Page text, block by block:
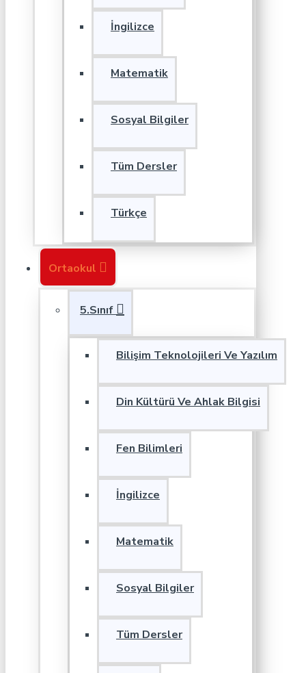
İngilizce
Matematik
Sosyal Bilgiler
Tüm Dersler
Türkçe
Ortaokul
5.Sınıf
Bilişim Teknolojileri Ve Yazılım
Din Kültürü Ve Ahlak Bilgisi
Fen Bilimleri
İngilizce
Matematik
Sosyal Bilgiler
Tüm Dersler